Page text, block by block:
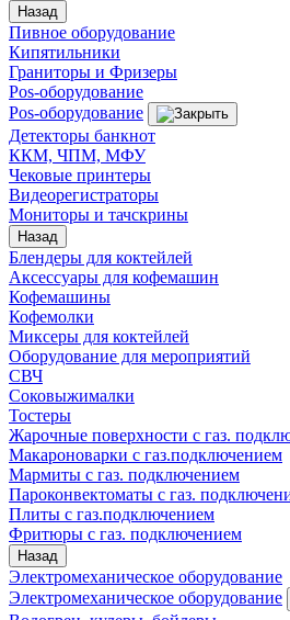
Назад
Пивное оборудование
Кипятильники
Граниторы и Фризеры
Pos-оборудование
Pos-оборудование
Детекторы банкнот
ККМ, ЧПМ, МФУ
Чековые принтеры
Видеорегистраторы
Мониторы и тачскрины
Назад
Блендеры для коктейлей
Аксессуары для кофемашин
Кофемашины
Кофемолки
Миксеры для коктейлей
Оборудование для мероприятий
СВЧ
Соковыжималки
Тостеры
Жарочные поверхности с газ.
Макароноварки с газ.подключением
Мармиты с газ. подключением
Пароконвектоматы с газ.
Плиты с газ.подключением
Фритюры с газ. подключением
Назад
Электромеханическое оборудование
Электромеханическое оборудование